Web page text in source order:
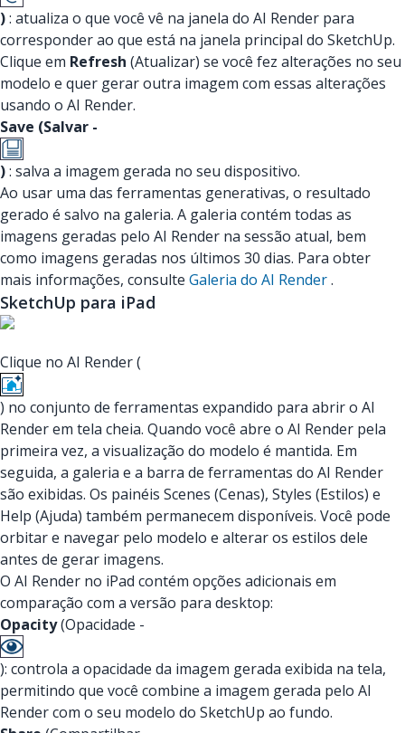
): atualiza o que você vê na janela do AI Render para
corresponder ao que está na janela principal do SketchUp.
Clique em Refresh (Atualizar) se você fez alterações no seu
modelo e quer gerar outra imagem com essas alterações
usando o AI Render.
Save (Salvar -
): salva a imagem gerada no seu dispositivo.
Ao usar uma das ferramentas generativas, o resultado
gerado é salvo na galeria. A galeria contém todas as
imagens geradas pelo AI Render na sessão atual, bem
como imagens geradas nos últimos 30 dias. Para obter
mais informações, consulte Galeria do AI Render.
SketchUp para iPad
Clique no AI Render (
) no conjunto de ferramentas expandido para abrir o AI
Render em tela cheia. Quando você abre o AI Render pela
primeira vez, a visualização do modelo é mantida. Em
seguida, a galeria e a barra de ferramentas do AI Render
são exibidas. Os painéis Scenes (Cenas), Styles (Estilos) e
Help (Ajuda) também permanecem disponíveis. Você pode
orbitar e navegar pelo modelo e alterar os estilos dele
antes de gerar imagens.
O AI Render no iPad contém opções adicionais em
comparação com a versão para desktop:
Opacity(Opacidade -
): controla a opacidade da imagem gerada exibida na tela,
permitindo que você combine a imagem gerada pelo AI
Render com o seu modelo do SketchUp ao fundo.